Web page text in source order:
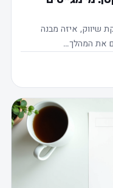
שיווק, איזה מבנה
את המהלך…